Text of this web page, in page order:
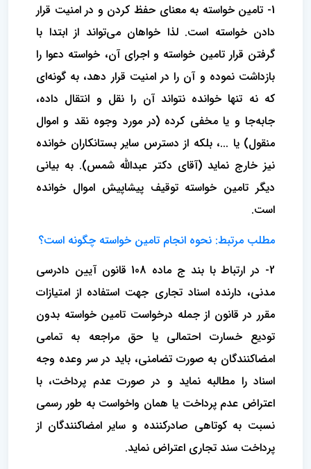
1- تامین خواسته به معنای حفظ کردن و در امنیت قرار
دادن خواسته است. لذا خواهان می‌تواند از ابتدا با
گرفتن قرار تامین خواسته و اجرای آن، خواسته دعوا را
بازداشت نموده و آن را در امنیت قرار دهد، به گونه‌ای
که نه تنها خوانده نتواند آن را نقل و انتقال داده،
جابه‌جا و یا مخفی کرده (در مورد وجوه نقد و اموال
منقول) یا ...، بلکه از دسترس سایر بستانکاران خوانده
نیز خارج نماید (آقای دکتر عبدالله شمس). به بیانی
دیگر تامین خواسته توقیف پیشاپیش اموال خوانده
است.
مطلب مرتبط: نحوه انجام تامین خواسته چگونه است؟
2- در ارتباط با بند ج ماده 108 قانون آیین دادرسی
مدنی، دارنده اسناد تجاری جهت استفاده از امتیازات
مقرر در قانون از جمله درخواست تامین خواسته بدون
تودیع خسارت احتمالی یا حق مراجعه به تمامی
امضاکنندگان به صورت تضامنی، باید در سر وعده وجه
اسناد را مطالبه نماید و در صورت عدم پرداخت، با
اعتراض عدم پرداخت یا همان واخواست به طور رسمی
نسبت به کوتاهی صادرکننده و سایر امضاکنندگان از
پرداخت سند تجاری اعتراض نماید.